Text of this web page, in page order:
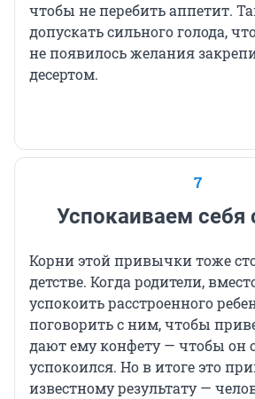
чтобы не перебить аппетит.
допускать сильного голода,
не появилось желания
десертом.
7
Успокаиваем себя
Корни этой привычки тоже
детстве. Когда родители,
успокоить расстроенного
поговорить с ним, чтобы
дают ему конфету — чтобы он
успокоился. Но в итоге это
известному результату —